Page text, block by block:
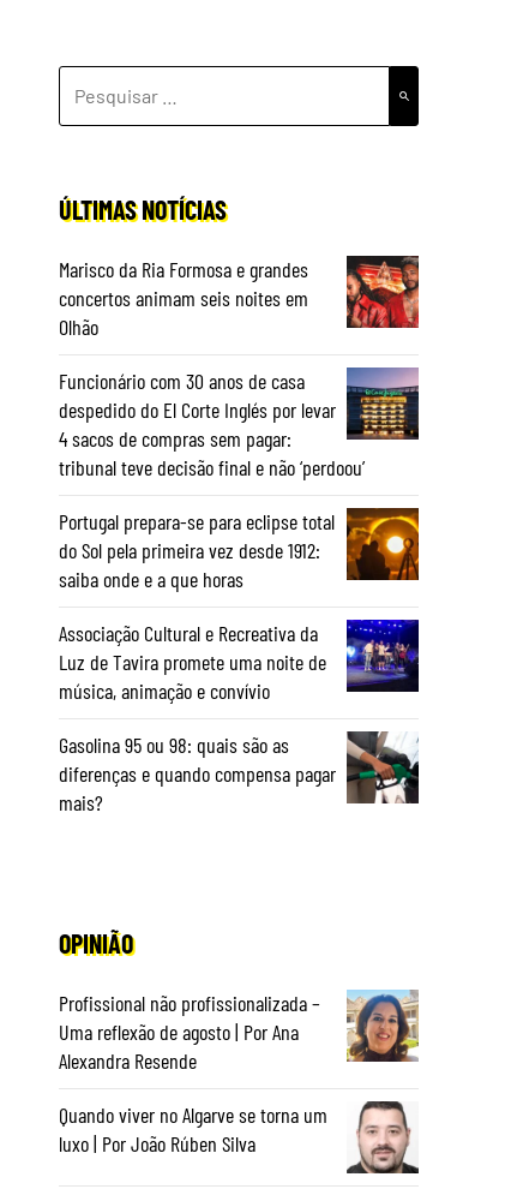
POR:
ÚLTIMAS NOTÍCIAS
Marisco da Ria Formosa e grandes
concertos animam seis noites em
Olhão
Funcionário com 30 anos de casa
despedido do El Corte Inglés por levar
4 sacos de compras sem pagar:
tribunal teve decisão final e não ‘perdoou’
Portugal prepara-se para eclipse total
do Sol pela primeira vez desde 1912:
saiba onde e a que horas
Associação Cultural e Recreativa da
Luz de Tavira promete uma noite de
música, animação e convívio
Gasolina 95 ou 98: quais são as
diferenças e quando compensa pagar
mais?
OPINIÃO
Profissional não profissionalizada –
Uma reflexão de agosto | Por Ana
Alexandra Resende
Quando viver no Algarve se torna um
luxo | Por João Rúben Silva